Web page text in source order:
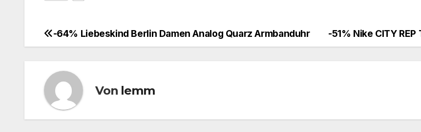
-51% Nike CITY
-64% Liebeskind Berlin Damen Analog Quarz Armbanduhr
Von lemm